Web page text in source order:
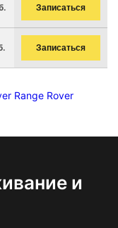
Записаться
Записаться
Range Rover
и